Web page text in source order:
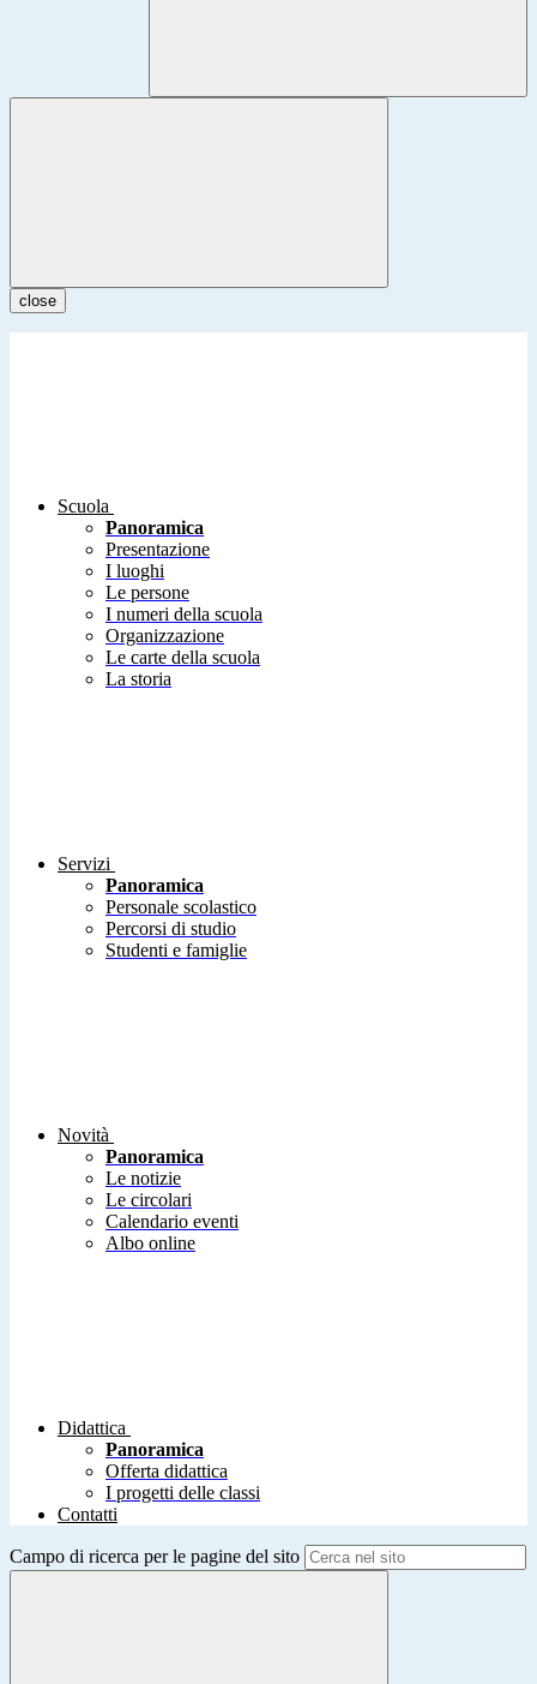
close
Scuola
Panoramica
Presentazione
I luoghi
Le persone
I numeri della scuola
Organizzazione
Le carte della scuola
La storia
Servizi
Panoramica
Personale scolastico
Percorsi di studio
Studenti e famiglie
Novità
Panoramica
Le notizie
Le circolari
Calendario eventi
Albo online
Didattica
Panoramica
Offerta didattica
I progetti delle classi
Contatti
Campo di ricerca per le pagine del sito